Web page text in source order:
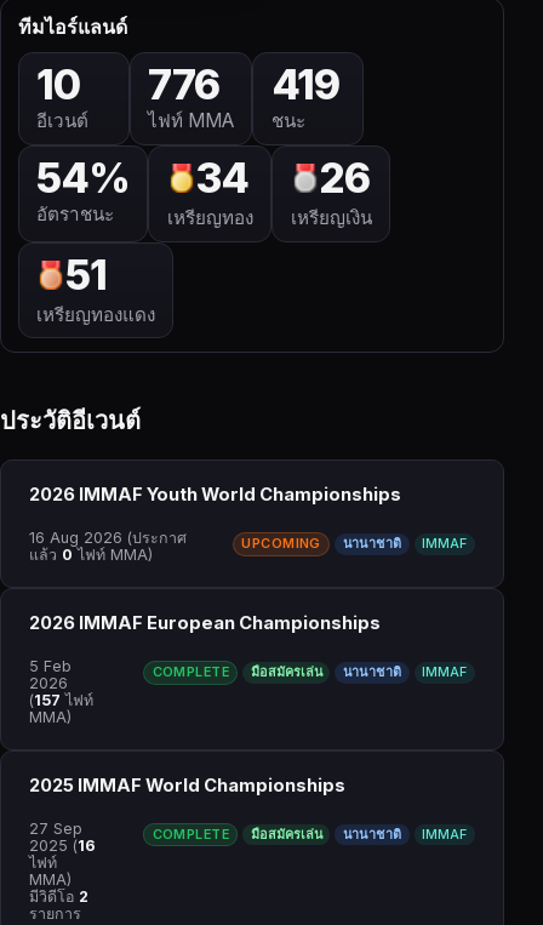
ทีมไอร์แลนด์
10
อีเวนต์
776
ไฟท์ MMA
419
ชนะ
54%
อัตราชนะ
34
เหรียญทอง
26
เหรียญเงิน
51
เหรียญทองแดง
ประวัติอีเวนต์
16 Aug 2026 (ประกาศ
แล้ว 0 ไฟท์ MMA)
2026 IMMAF Youth World Championships
UPCOMING นานาชาติ IMMAF
5 Feb
2026
(157 ไฟท์
MMA)
2026 IMMAF European Championships
COMPLETE มือสมัครเล่น นานาชาติ IMMAF
27 Sep
2025 (16
ไฟท์
MMA)
มีวิดีโอ 2
รายการ
2025 IMMAF World Championships
COMPLETE มือสมัครเล่น นานาชาติ IMMAF